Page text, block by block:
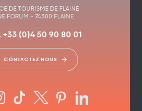
DE TOURISME DE FLAINE
FORUM – 74300 FLAINE
+33 (0)4 50 90 80 01
CONTACTEZ NOUS